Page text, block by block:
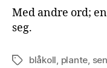
Med andre ord;
seg.
Stikkord
blåkoll, plante,